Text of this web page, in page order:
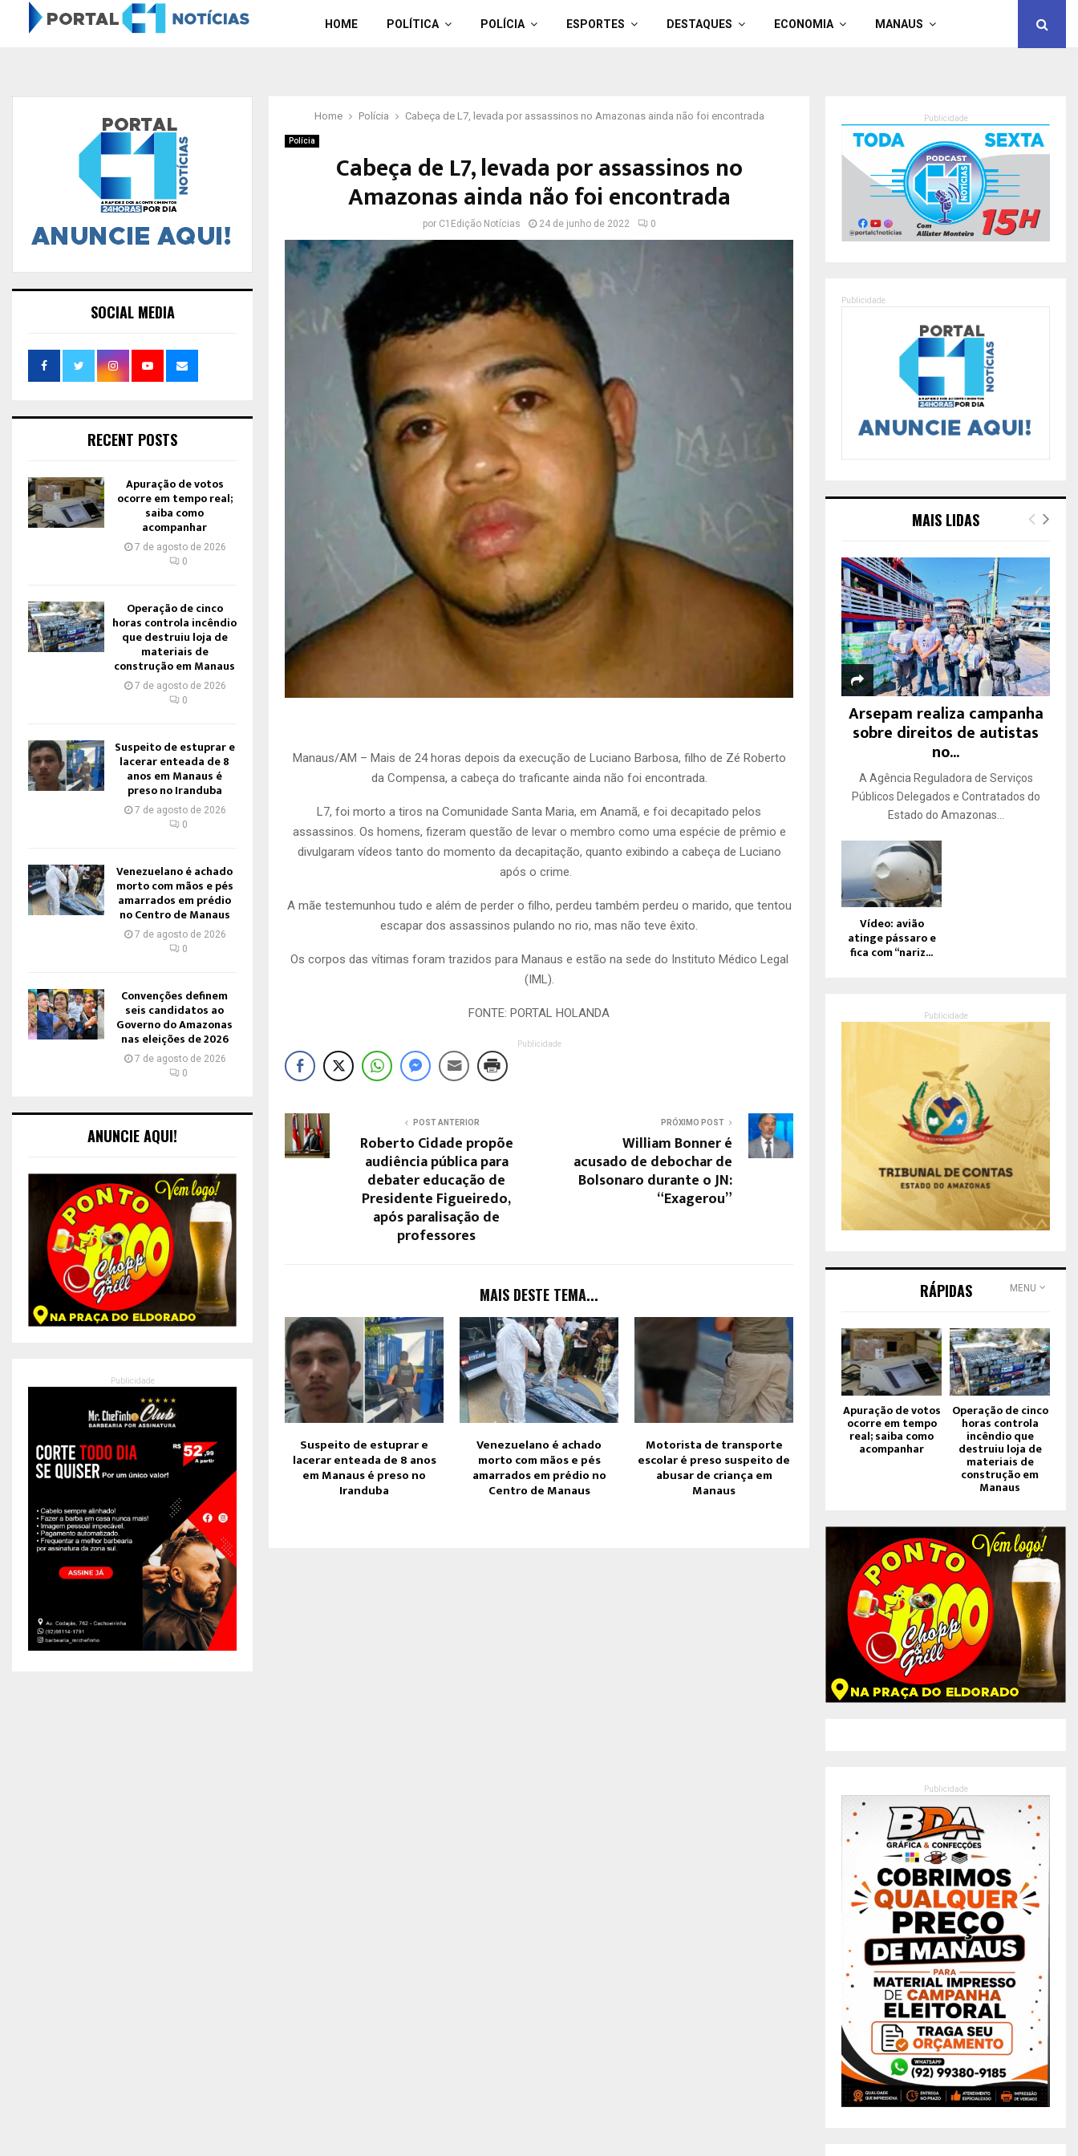
HOME POLÍTICA POLÍCIA ESPORTES DESTAQUES ECONOMIA MANAUS
Home Polícia Cabeça de L7, levada por assassinos no Amazonas ainda não foi encontrada
Polícia
Cabeça de L7, levada por assassinos no
Amazonas ainda não foi encontrada
por C1Edição Notícias 24 de junho de 2022 0
Manaus/AM – Mais de 24 horas depois da execução de Luciano Barbosa, filho de Zé Roberto
da Compensa, a cabeça do traficante ainda não foi encontrada.
L7, foi morto a tiros na Comunidade Santa Maria, em Anamã, e foi decapitado pelos
assassinos. Os homens, fizeram questão de levar o membro como uma espécie de prêmio e
divulgaram vídeos tanto do momento da decapitação, quanto exibindo a cabeça de Luciano
após o crime.
A mãe testemunhou tudo e além de perder o filho, perdeu também perdeu o marido, que tentou
escapar dos assassinos pulando no rio, mas não teve êxito.
Os corpos das vítimas foram trazidos para Manaus e estão na sede do Instituto Médico Legal
(IML).
FONTE: PORTAL HOLANDA
Publicidade
POST ANTERIOR
Roberto Cidade propõe
audiência pública para
debater educação de
Presidente Figueiredo,
após paralisação de
professores
PRÓXIMO POST
William Bonner é
acusado de debochar de
Bolsonaro durante o JN:
“Exagerou”
MAIS DESTE TEMA...
Suspeito de estuprar e
lacerar enteada de 8 anos
em Manaus é preso no
Iranduba
Venezuelano é achado
morto com mãos e pés
amarrados em prédio no
Centro de Manaus
Motorista de transporte
escolar é preso suspeito de
abusar de criança em
Manaus
SOCIAL MEDIA
RECENT POSTS
Apuração de votos
ocorre em tempo real;
saiba como
acompanhar
7 de agosto de 2026
0
Operação de cinco
horas controla incêndio
que destruiu loja de
materiais de
construção em Manaus
7 de agosto de 2026
0
Suspeito de estuprar e
lacerar enteada de 8
anos em Manaus é
preso no Iranduba
7 de agosto de 2026
0
Venezuelano é achado
morto com mãos e pés
amarrados em prédio
no Centro de Manaus
7 de agosto de 2026
0
Convenções definem
seis candidatos ao
Governo do Amazonas
nas eleições de 2026
7 de agosto de 2026
0
ANUNCIE AQUI!
Publicidade
Publicidade
Publicidade
MAIS LIDAS
Arsepam realiza campanha
sobre direitos de autistas
no...
A Agência Reguladora de Serviços
Públicos Delegados e Contratados do
Estado do Amazonas...
Vídeo: avião
atinge pássaro e
fica com “nariz...
Publicidade
RÁPIDAS MENU
Apuração de votos
ocorre em tempo
real; saiba como
acompanhar
Operação de cinco
horas controla
incêndio que
destruiu loja de
materiais de
construção em
Manaus
Publicidade